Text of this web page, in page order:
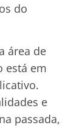
do
área de
está em
e
passada,